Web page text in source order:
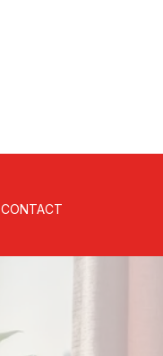
CONTACT